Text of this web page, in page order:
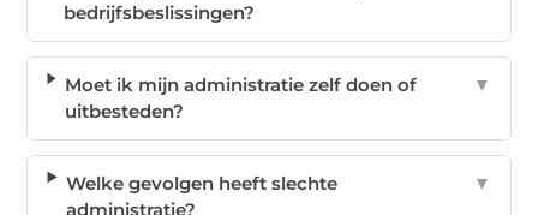
bedrijfsbeslissingen?
Moet ik mijn administratie zelf doen of
uitbesteden?
▼
Welke gevolgen heeft slechte
administratie?
▼